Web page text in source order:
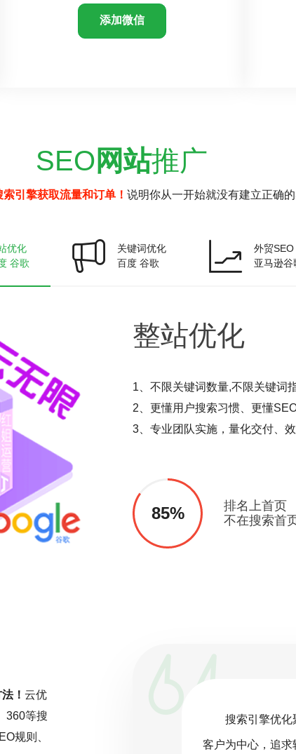
添加微信
SEO 网站推广
索引擎获取流量和订单！ 说明你从一开始就没有建立正确的
优化
谷歌
关键词优化
百度 谷歌
外贸SEO
亚马逊谷
整站优化
1、不限关键词数量,不限关键词
2、更懂用户搜索习惯、更懂
3、专业团队实施，量化交付、
85%
排名上首页
不在搜索首
法！云优
360等搜
规则、
精细化的工作，而非一劳永
动态，深入分析数据，并根据
搜索引擎优化
客户为中心，追